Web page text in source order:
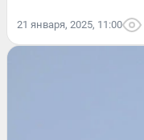
21 января, 2025, 11:00